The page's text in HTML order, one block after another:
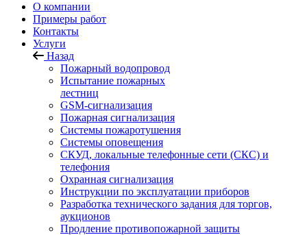
О компании
Примеры работ
Контакты
Услуги
Назад
Пожарный водопровод
Испытание пожарных
лестниц
GSM-сигнализация
Пожарная сигнализация
Системы пожаротушения
Системы оповещения
СКУД, локальные телефонные сети (СКС) и
телефония
Охранная сигнализация
Инструкции по эксплуатации приборов
Разработка технического задания для торгов,
аукционов
Продление противопожарной защиты